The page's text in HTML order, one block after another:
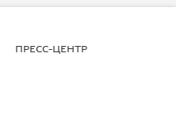
ПРЕСС-ЦЕНТР